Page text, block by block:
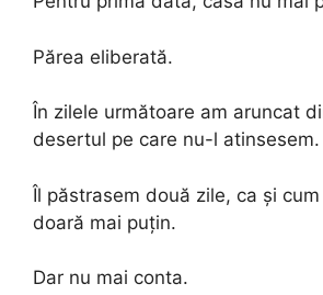
Părea eliberată.
În zilele următoare am aruncat
desertul pe care nu-l atinsesem.
Îl păstrasem două zile, ca și
doară mai puțin.
Dar nu mai conta.